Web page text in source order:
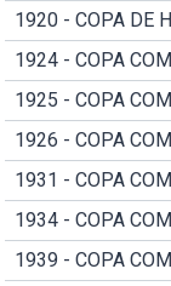
1920 - COPA DE
1924 - COPA
1925 - COPA
1926 - COPA
1931 - COPA
1934 - COPA
1939 - COPA